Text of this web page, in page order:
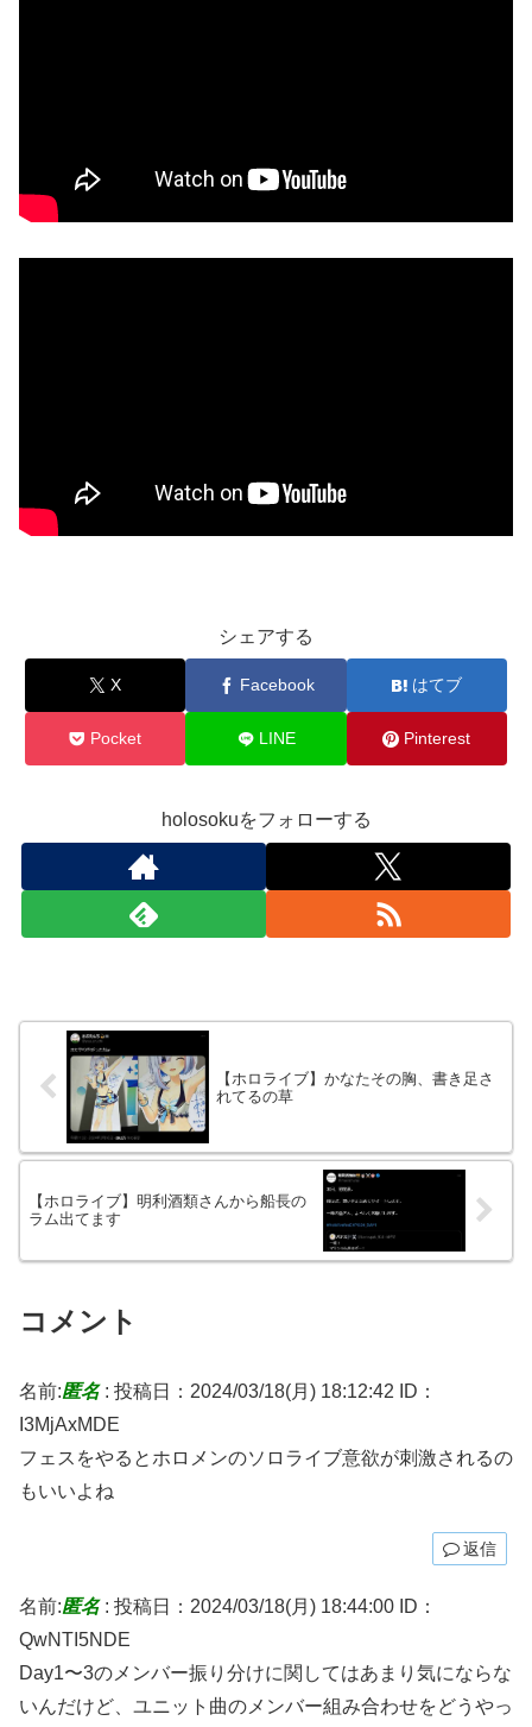
シェアする
X Facebook はてブ
Pocket LINE Pinterest
holosokuをフォローする
【ホロライブ】かなたその胸、書き足さ
れてるの草
【ホロライブ】明利酒類さんから船長の
ラム出てます
コメント
名前:匿名: 投稿日：2024/03/18(月) 18:12:42
ID：
I3MjAxMDE
フェスをやるとホロメンのソロライブ意欲が刺激されるの
もいいよね
返信
名前:匿名: 投稿日：2024/03/18(月) 18:44:00 ID：
QwNTI5NDE
Day1〜3のメンバー振り分けに関してはあまり気にならな
いんだけど、ユニット曲のメンバー組み合わせをどうやっ